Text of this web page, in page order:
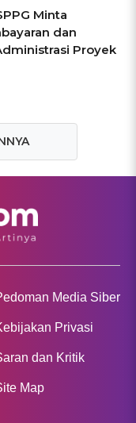
Minta
dan
Proyek
Media Siber
Privasi
dan Kritik
Map